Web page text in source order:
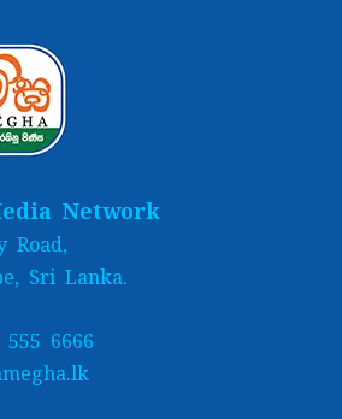
Network
Road,
Sri Lanka.
6666